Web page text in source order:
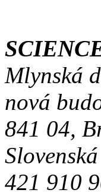
Mlynská
nová
841 04,
421 910